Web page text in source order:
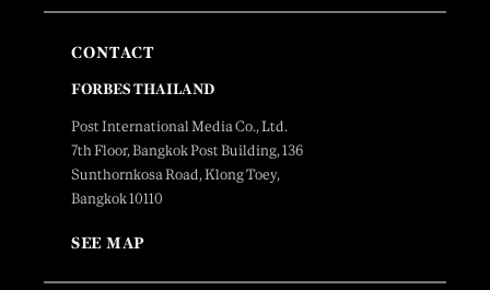
CONTACT
FORBES THAILAND
Post International Media Co., Ltd.
7th Floor, Bangkok Post Building, 136
Sunthornkosa Road, Klong Toey,
Bangkok 10110
SEE MAP